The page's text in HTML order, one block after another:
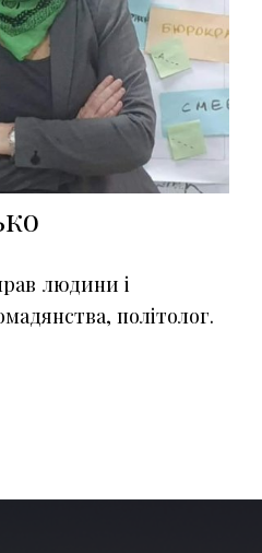
людини і
політолог.